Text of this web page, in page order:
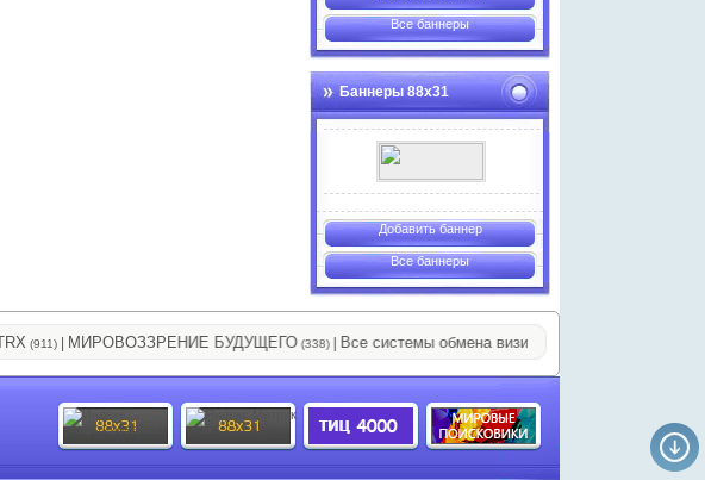
Все баннеры
Баннеры 88х31
Добавить баннер
Все баннеры
|МИРОВОЗЗРЕНИЕ БУДУЩЕГО(338)|Все системы обмена визитами(473)